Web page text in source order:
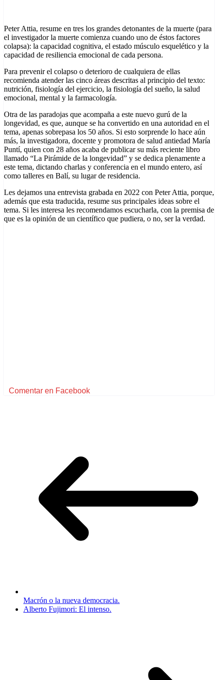
Peter Attia, resume en tres los grandes detonantes de la muerte (para
el investigador la muerte comienza cuando uno de éstos factores
colapsa): la capacidad cognitiva, el estado músculo esquelético y la
capacidad de resiliencia emocional de cada persona.
Para prevenir el colapso o deterioro de cualquiera de ellas
recomienda atender las cinco áreas descritas al principio del texto:
nutrición, fisiología del ejercicio, la fisiología del sueño, la salud
emocional, mental y la farmacología.
Otra de las paradojas que acompaña a este nuevo gurú de la
longevidad, es que, aunque se ha convertido en una autoridad en el
tema, apenas sobrepasa los 50 años. Si esto sorprende lo hace aún
más, la investigadora, docente y promotora de salud antiedad María
Puntí, quien con 28 años acaba de publicar su más reciente libro
llamado “La Pirámide de la longevidad” y se dedica plenamente a
este tema, dictando charlas y conferencia en el mundo entero, así
como talleres en Balí, su lugar de residencia.
Les dejamos una entrevista grabada en 2022 con Peter Attia, porque,
además que esta traducida, resume sus principales ideas sobre el
tema. Si les interesa les recomendamos escucharla, con la premisa de
que es la opinión de un científico que pudiera, o no, ser la verdad.
Comentar en Facebook
Macrón o la nueva democracia.
Alberto Fujimori: El intenso.